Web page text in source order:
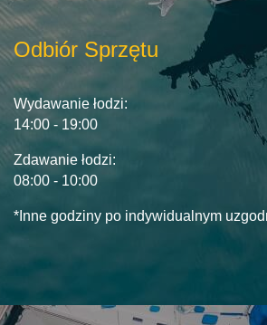
Odbiór Sprzętu
Wydawanie łodzi:
14:00 - 19:00
Zdawanie łodzi:
08:00 - 10:00
*Inne godziny po indywidualnym